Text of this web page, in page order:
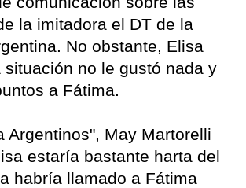
la imitadora el DT de la
No obstante, Elisa
situación no le gustó nada y
a Fátima.
Argentinos", May Martorelli
estaría bastante harta del
habría llamado a Fátima